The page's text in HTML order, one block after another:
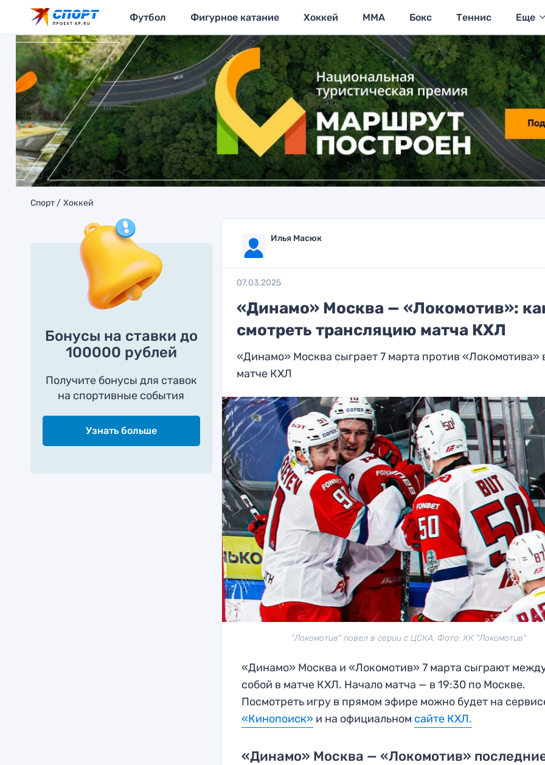
Футбол Фигурное катание Хоккей MMA Бокс Теннис Еще
Спорт Хоккей
Бонусы на ставки до
100000 рублей
Получите бонусы для ставок
на спортивные события
Узнать больше
Илья Масюк
07.03.2025
«Динамо» Москва — «Локомотив»:
смотреть трансляцию матча КХЛ
«Динамо» Москва сыграет 7 марта против «Локомотива»
матче КХЛ
"Локомотив" повел в серии с ЦСКА. Фото: ХК "Локомотив"
«Динамо» Москва и «Локомотив» 7 марта сыграют
собой в матче КХЛ. Начало матча — в 19:30 по Москве.
Посмотреть игру в прямом эфире можно будет на
«Кинопоиск» и на официальном сайте КХЛ.
«Динамо» Москва — «Локомотив»